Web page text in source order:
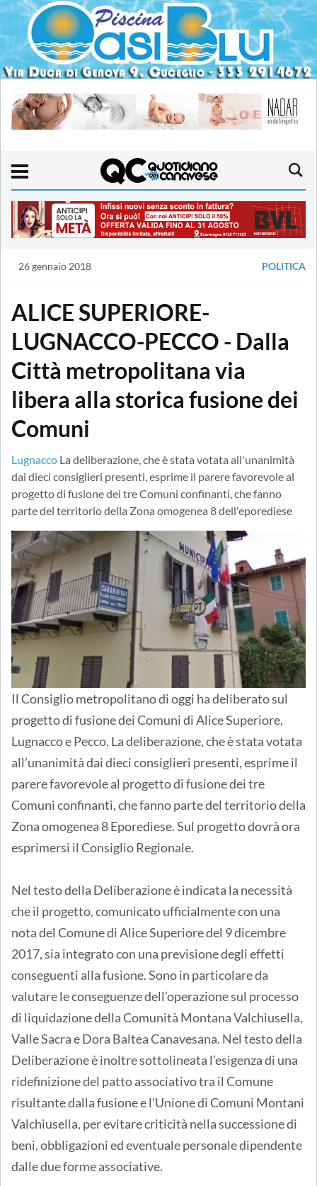
26 gennaio 2018 POLITICA
ALICE SUPERIORE-
LUGNACCO-PECCO - Dalla
Città metropolitana via
libera alla storica fusione dei
Comuni
Lugnacco La deliberazione, che è stata votata all'unanimità
dai dieci consiglieri presenti, esprime il parere favorevole al
progetto di fusione dei tre Comuni confinanti, che fanno
parte del territorio della Zona omogenea 8 dell'eporediese
Il Consiglio metropolitano di oggi ha deliberato sul
progetto di fusione dei Comuni di Alice Superiore,
Lugnacco e Pecco. La deliberazione, che è stata votata
all’unanimità dai dieci consiglieri presenti, esprime il
parere favorevole al progetto di fusione dei tre
Comuni confinanti, che fanno parte del territorio della
Zona omogenea 8 Eporediese. Sul progetto dovrà ora
esprimersi il Consiglio Regionale.
Nel testo della Deliberazione è indicata la necessità
che il progetto, comunicato ufficialmente con una
nota del Comune di Alice Superiore del 9 dicembre
2017, sia integrato con una previsione degli effetti
conseguenti alla fusione. Sono in particolare da
valutare le conseguenze dell’operazione sul processo
di liquidazione della Comunità Montana Valchiusella,
Valle Sacra e Dora Baltea Canavesana. Nel testo della
Deliberazione è inoltre sottolineata l’esigenza di una
ridefinizione del patto associativo tra il Comune
risultante dalla fusione e l’Unione di Comuni Montani
Valchiusella, per evitare criticità nella successione di
beni, obbligazioni ed eventuale personale dipendente
dalle due forme associative.